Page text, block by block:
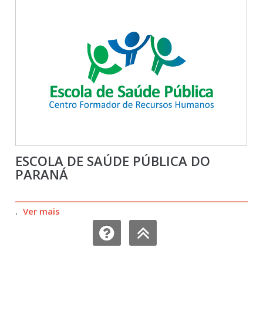
ESCOLA DE SAÚDE PÚBLICA DO
PARANÁ
. Ver mais